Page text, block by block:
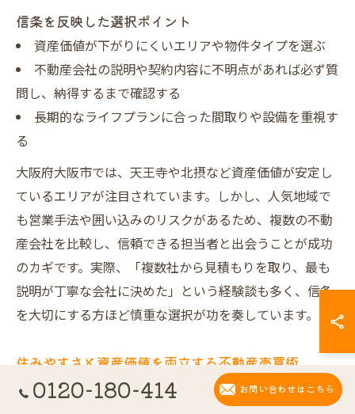
信条を反映した選択ポイント
資産価値が下がりにくいエリアや物件タイプを選ぶ
不動産会社の説明や契約内容に不明点があれば必ず質
問し、納得するまで確認する
長期的なライフプランに合った間取りや設備を重視す
る
大阪府大阪市では、天王寺や北摂など資産価値が安定し
ているエリアが注目されています。しかし、人気地域で
も営業手法や囲い込みのリスクがあるため、複数の不動
産会社を比較し、信頼できる担当者と出会うことが成功
のカギです。実際、「複数社から見積もりを取り、最も
説明が丁寧な会社に決めた」という経験談も多く、信条
を大切にする方ほど慎重な選択が功を奏しています。
住みやすさと資産価値を両立する不動産売買術
住みやすさと資産価値の両立は、不動産売買において多
0120-180-414 お問い合わせはこちら